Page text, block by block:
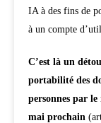
IA à des fins de
à un compte
C’est là un
portabilité des
personnes par
mai prochain